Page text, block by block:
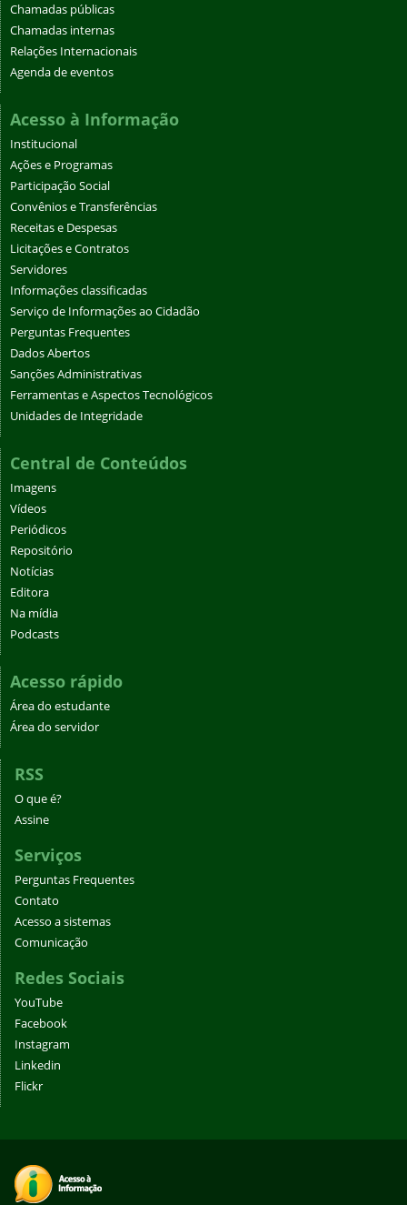
Chamadas públicas
Chamadas internas
Relações Internacionais
Agenda de eventos
Acesso à Informação
Institucional
Ações e Programas
Participação Social
Convênios e Transferências
Receitas e Despesas
Licitações e Contratos
Servidores
Informações classificadas
Serviço de Informações ao Cidadão
Perguntas Frequentes
Dados Abertos
Sanções Administrativas
Ferramentas e Aspectos Tecnológicos
Unidades de Integridade
Central de Conteúdos
Imagens
Vídeos
Periódicos
Repositório
Notícias
Editora
Na mídia
Podcasts
Acesso rápido
Área do estudante
Área do servidor
RSS
O que é?
Assine
Serviços
Perguntas Frequentes
Contato
Acesso a sistemas
Comunicação
Redes Sociais
YouTube
Facebook
Instagram
Linkedin
Flickr